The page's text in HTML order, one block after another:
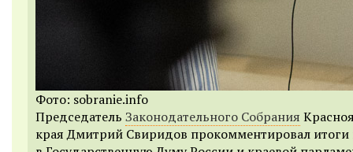
Фото: sobranie.info
Председатель Законодательного Собрания
края Дмитрий Свиридов прокомментировал